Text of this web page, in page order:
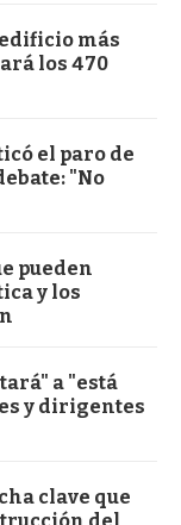
más
los 470
el paro de
"No
pueden
y los
a "está
y dirigentes
clave que